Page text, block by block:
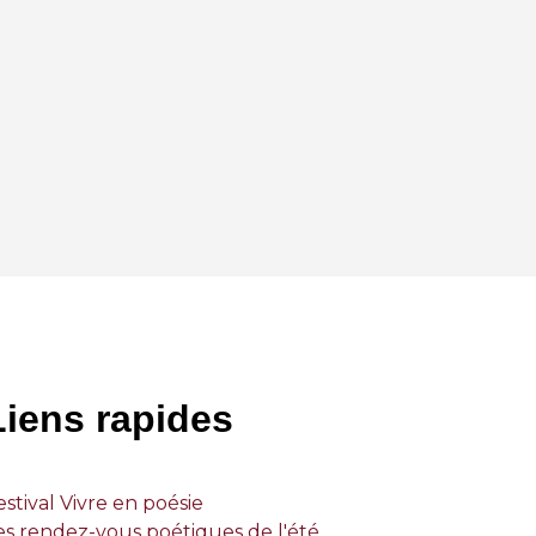
rapides
Vivre en poésie
rendez-vous poétiques de l'été